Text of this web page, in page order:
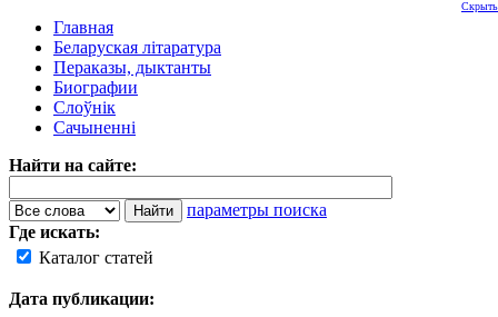
Главная
Беларуская літаратура
Пераказы, дыктанты
Биографии
Слоўнік
Сачыненні
Найти на сайте:
параметры поиска
Где искать:
Каталог статей
Дата публикации:
Скрыть